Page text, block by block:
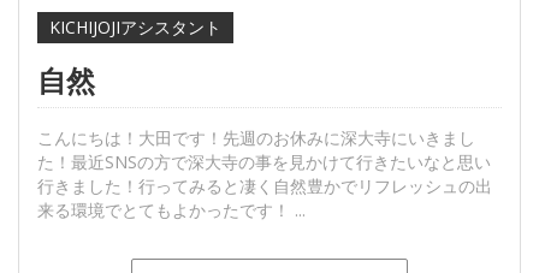
KICHIJOJIアシスタント
自然
こんにちは！大田です！先週のお休みに深大寺にいきまし
た！最近SNSの方で深大寺の事を見かけて行きたいなと思い
行きました！行ってみると凄く自然豊かでリフレッシュの出
来る環境でとてもよかったです！ ...